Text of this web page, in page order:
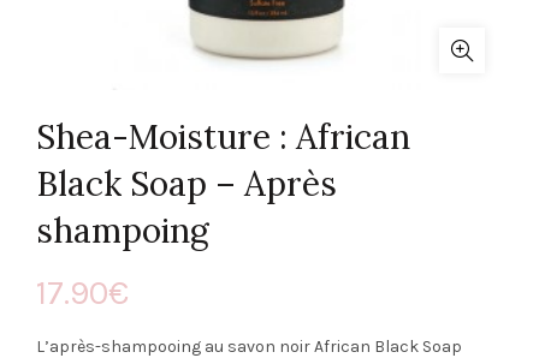
Shea-Moisture : African
Black Soap – Après
shampoing
17.90€
L’après-shampooing au savon noir African Black Soap